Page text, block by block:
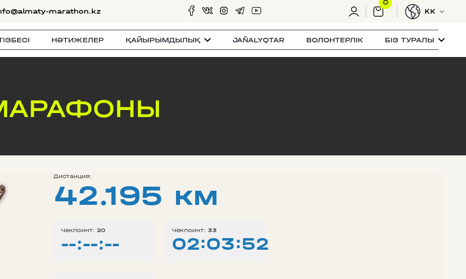
marathon.kz
0
KK
НӘТИЖЕЛЕР ҚАЙЫРЫМДЫЛЫҚ JAÑALYQTAR ВОЛОНТЕРЛІК БІЗ ТУРАЛЫ
Дистанция:
42.195 км
Чекпоинт: 20
--:--:--
Чекпоинт: 33
02:03:52